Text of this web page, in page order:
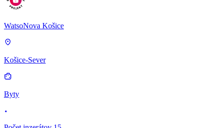
WatsoNova Košice
Košice-Sever
Byty